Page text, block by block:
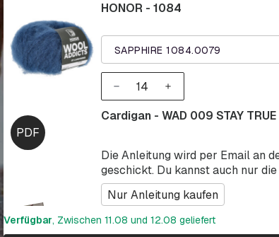
SAPPHIRE 1084.0079
HONOR - 1084
Die Anleitung wird per Email an
geschickt. Du kannst auch nur
Nur Anleitung kaufen
Cardigan - WAD 009 STAY TRUE
Verfügbar, Zwischen 11.08 und 12.08 geliefert